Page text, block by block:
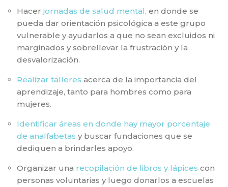
Hacer jornadas de salud mental, en donde se
pueda dar orientación psicológica a este grupo
vulnerable y ayudarlos a que no sean excluidos ni
marginados y sobrellevar la frustración y la
desvalorización.
Realizar talleres acerca de la importancia del
aprendizaje, tanto para hombres como para
mujeres.
Identificar áreas en donde hay mayor porcentaje
de analfabetas y buscar fundaciones que se
dediquen a brindarles apoyo.
Organizar una recopilación de libros y lápices con
personas voluntarias y luego donarlos a escuelas